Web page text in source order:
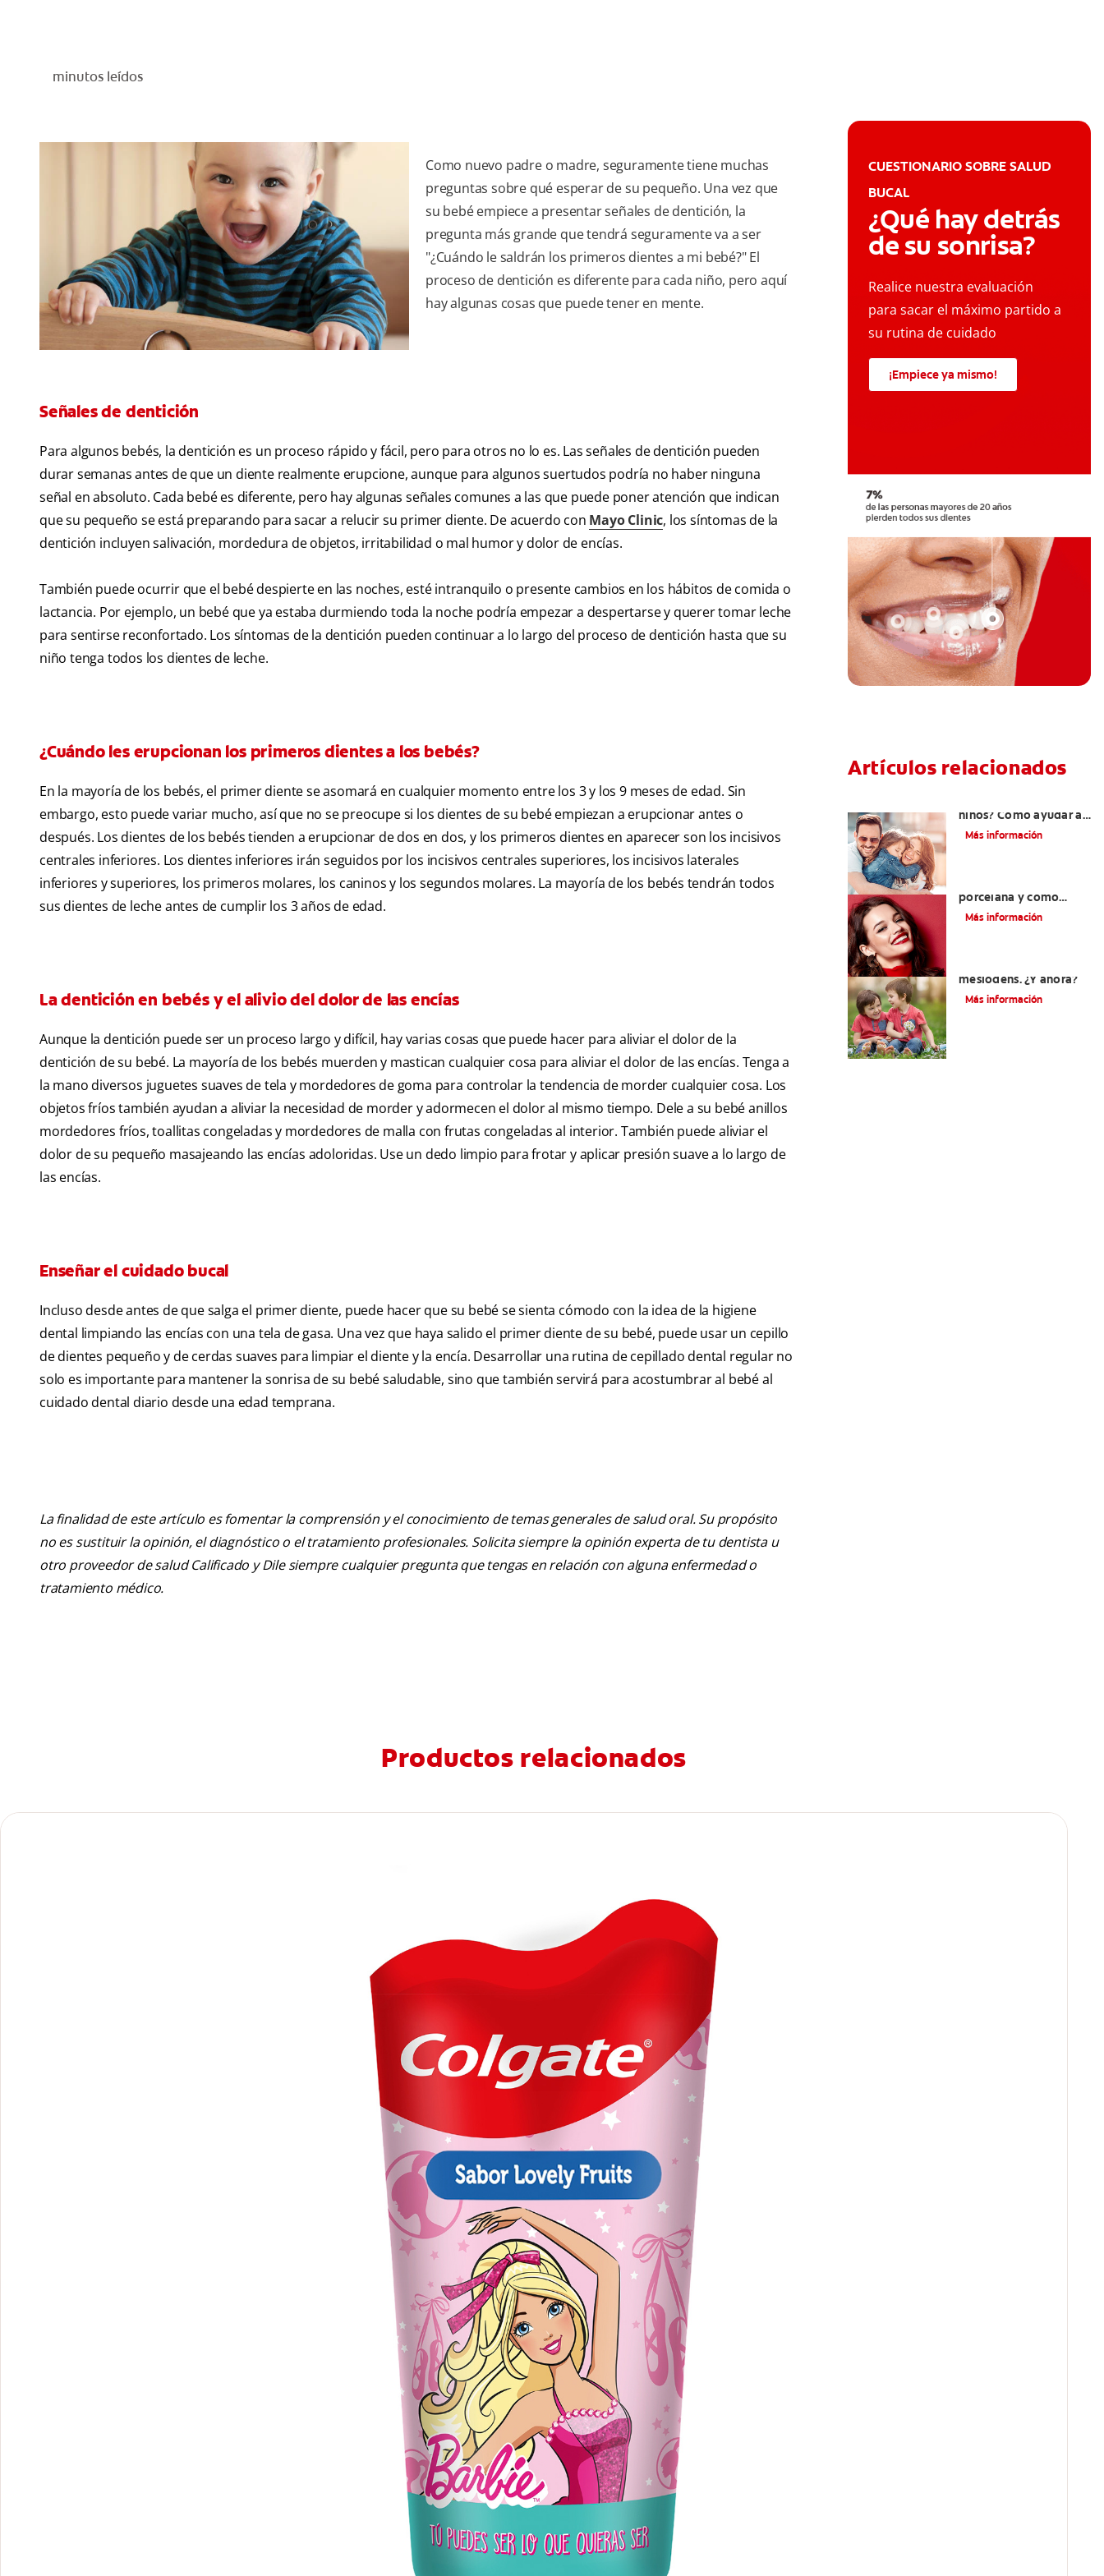
minutos leídos
Como nuevo padre o madre, seguramente tiene muchas
preguntas sobre qué esperar de su pequeño. Una vez que
su bebé empiece a presentar señales de dentición, la
pregunta más grande que tendrá seguramente va a ser
"¿Cuándo le saldrán los primeros dientes a mi bebé?" El
proceso de dentición es diferente para cada niño, pero aquí
hay algunas cosas que puede tener en mente.
Señales de dentición
Para algunos bebés, la dentición es un proceso rápido y fácil, pero para otros no lo es. Las señales de dentición pueden
durar semanas antes de que un diente realmente erupcione, aunque para algunos suertudos podría no haber ninguna
señal en absoluto. Cada bebé es diferente, pero hay algunas señales comunes a las que puede poner atención que indican
que su pequeño se está preparando para sacar a relucir su primer diente. De acuerdo con Mayo Clinic, los síntomas de la
dentición incluyen salivación, mordedura de objetos, irritabilidad o mal humor y dolor de encías.
También puede ocurrir que el bebé despierte en las noches, esté intranquilo o presente cambios en los hábitos de comida o
lactancia. Por ejemplo, un bebé que ya estaba durmiendo toda la noche podría empezar a despertarse y querer tomar leche
para sentirse reconfortado. Los síntomas de la dentición pueden continuar a lo largo del proceso de dentición hasta que su
niño tenga todos los dientes de leche.
¿Cuándo les erupcionan los primeros dientes a los bebés?
En la mayoría de los bebés, el primer diente se asomará en cualquier momento entre los 3 y los 9 meses de edad. Sin
embargo, esto puede variar mucho, así que no se preocupe si los dientes de su bebé empiezan a erupcionar antes o
después. Los dientes de los bebés tienden a erupcionar de dos en dos, y los primeros dientes en aparecer son los incisivos
centrales inferiores. Los dientes inferiores irán seguidos por los incisivos centrales superiores, los incisivos laterales
inferiores y superiores, los primeros molares, los caninos y los segundos molares. La mayoría de los bebés tendrán todos
sus dientes de leche antes de cumplir los 3 años de edad.
La dentición en bebés y el alivio del dolor de las encías
Aunque la dentición puede ser un proceso largo y difícil, hay varias cosas que puede hacer para aliviar el dolor de la
dentición de su bebé. La mayoría de los bebés muerden y mastican cualquier cosa para aliviar el dolor de las encías. Tenga a
la mano diversos juguetes suaves de tela y mordedores de goma para controlar la tendencia de morder cualquier cosa. Los
objetos fríos también ayudan a aliviar la necesidad de morder y adormecen el dolor al mismo tiempo. Dele a su bebé anillos
mordedores fríos, toallitas congeladas y mordedores de malla con frutas congeladas al interior. También puede aliviar el
dolor de su pequeño masajeando las encías adoloridas. Use un dedo limpio para frotar y aplicar presión suave a lo largo de
las encías.
Enseñar el cuidado bucal
Incluso desde antes de que salga el primer diente, puede hacer que su bebé se sienta cómodo con la idea de la higiene
dental limpiando las encías con una tela de gasa. Una vez que haya salido el primer diente de su bebé, puede usar un cepillo
de dientes pequeño y de cerdas suaves para limpiar el diente y la encía. Desarrollar una rutina de cepillado dental regular no
solo es importante para mantener la sonrisa de su bebé saludable, sino que también servirá para acostumbrar al bebé al
cuidado dental diario desde una edad temprana.
La finalidad de este artículo es fomentar la comprensión y el conocimiento de temas generales de salud oral. Su propósito
no es sustituir la opinión, el diagnóstico o el tratamiento profesionales. Solicita siempre la opinión experta de tu dentista u
otro proveedor de salud Calificado y Dile siempre cualquier pregunta que tengas en relación con alguna enfermedad o
tratamiento médico.
CUESTIONARIO SOBRE SALUD
BUCAL
¿Qué hay detrás
de su sonrisa?
Realice nuestra evaluación
para sacar el máximo partido a
su rutina de cuidado
¡Empiece ya mismo!
Artículos relacionados
niños? Cómo ayudar a
tus pequeños en el
Más información
porcelana y cómo
cuidarlas?
Más información
mesiodens. ¿Y ahora?
Más información
Productos relacionados